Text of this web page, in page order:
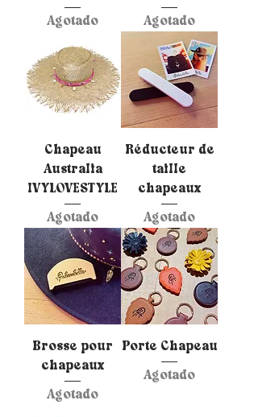
Agotado Agotado
Chapeau
Australia
IVYLOVESTYLE
Agotado
Réducteur de
taille
chapeaux
Agotado
Brosse pour
chapeaux
Agotado
Porte Chapeau
Agotado